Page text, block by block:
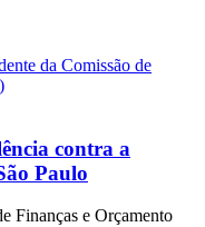
contra a
Paulo
Finanças e Orçamento